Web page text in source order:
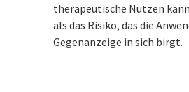
therapeutische Nutzen
als das Risiko, das die
Gegenanzeige in sich birgt.